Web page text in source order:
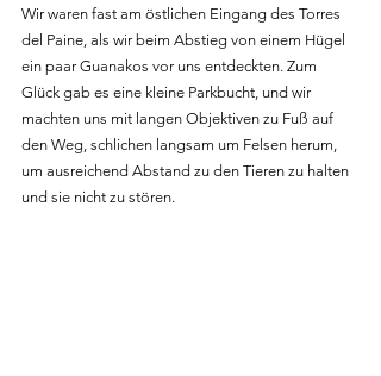
Wir waren fast am östlichen Eingang des Torres
del Paine, als wir beim Abstieg von einem Hügel
ein paar Guanakos vor uns entdeckten. Zum
Glück gab es eine kleine Parkbucht, und wir
machten uns mit langen Objektiven zu Fuß auf
den Weg, schlichen langsam um Felsen herum,
um ausreichend Abstand zu den Tieren zu halten
und sie nicht zu stören.